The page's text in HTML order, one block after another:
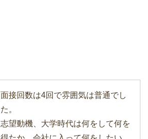
面接回数は4回で雰囲気は普通でし
た。
志望動機、大学時代は何をして何を